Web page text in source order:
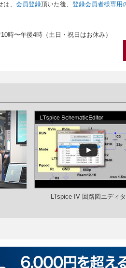
、 会員登録頂いた後、 登録会員者様専用
時〜午後4時（土日・祝日はお休み）
LTspice IV 回路図エディタ